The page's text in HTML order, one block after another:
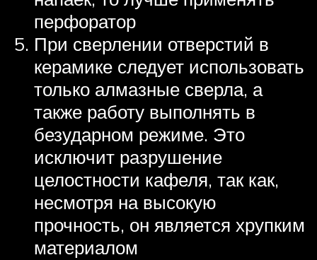
перфоратор
При сверлении отверстий в
керамике следует использовать
только алмазные сверла, а
также работу выполнять в
безударном режиме. Это
исключит разрушение
целостности кафеля, так как,
несмотря на высокую
прочность, он является хрупким
материалом